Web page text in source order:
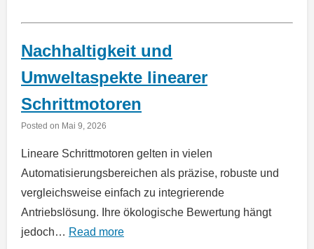
Nachhaltigkeit und
Umweltaspekte linearer
Schrittmotoren
Posted on Mai 9, 2026
Lineare Schrittmotoren gelten in vielen
Automatisierungsbereichen als präzise, robuste und
vergleichsweise einfach zu integrierende
Antriebslösung. Ihre ökologische Bewertung hängt
jedoch… Read more